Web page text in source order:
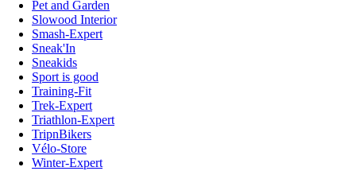
Pet and Garden
Slowood Interior
Smash-Expert
Sneak'In
Sneakids
Sport is good
Training-Fit
Trek-Expert
Triathlon-Expert
TripnBikers
Vélo-Store
Winter-Expert